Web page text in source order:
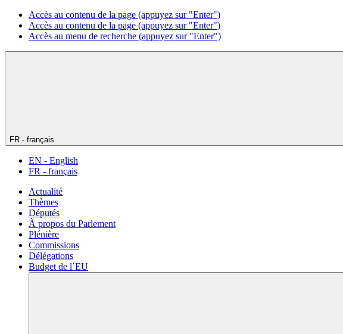
Accès au contenu de la page (appuyez sur "Enter")
Accès au contenu de la page (appuyez sur "Enter")
Accès au menu de recherche (appuyez sur "Enter")
FR - français
EN - English
FR - français
Actualité
Thèmes
Députés
À propos du Parlement
Plénière
Commissions
Délégations
Budget de l´EU